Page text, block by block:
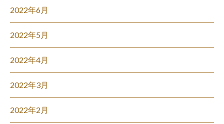
2022年6月
2022年5月
2022年4月
2022年3月
2022年2月